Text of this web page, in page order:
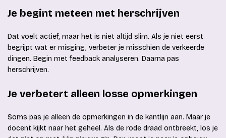
Je begint meteen met herschrijven
Dat voelt actief, maar het is niet altijd slim. Als je niet eerst
begrijpt wat er misging, verbeter je misschien de verkeerde
dingen. Begin met feedback analyseren. Daarna pas
herschrijven.
Je verbetert alleen losse opmerkingen
Soms pas je alleen de opmerkingen in de kantlijn aan. Maar je
docent kijkt naar het geheel. Als de rode draad ontbreekt, los je